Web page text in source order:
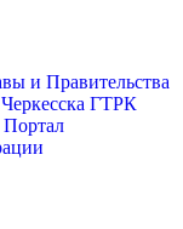
и Правительства
ГТРК
Портал